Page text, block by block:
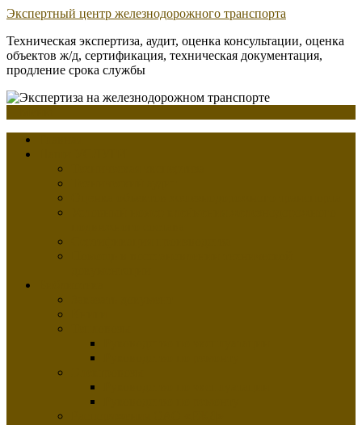
Перейти
содержимому
Экспертный центр железнодорожного транспорта
Техническая экспертиза, аудит, оценка консультации, оценка
объектов ж/д, сертификация, техническая документация,
продление срока службы